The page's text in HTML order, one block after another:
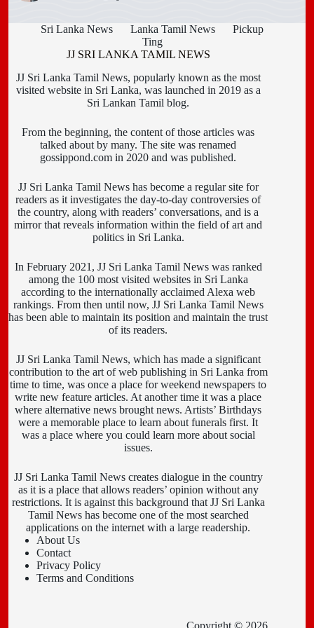
Sri Lanka News Lanka Tamil News
Pickup
Ting
JJ SRI LANKA TAMIL NEWS
JJ Sri Lanka Tamil News, popularly known as the most
visited website in Sri Lanka, was launched in 2019 as a
Sri Lankan Tamil blog.
From the beginning, the content of those articles was
talked about by many. The site was renamed
gossippond.com in 2020 and was published.
JJ Sri Lanka Tamil News has become a regular site for
readers as it investigates the day-to-day controversies of
the country, along with readers’ conversations, and is a
mirror that reveals information within the field of art and
politics in Sri Lanka.
In February 2021, JJ Sri Lanka Tamil News was ranked
among the 100 most visited websites in Sri Lanka
according to the internationally acclaimed Alexa web
rankings. From then until now, JJ Sri Lanka Tamil News
has been able to maintain its position and maintain the trust
of its readers.
JJ Sri Lanka Tamil News, which has made a significant
contribution to the art of web publishing in Sri Lanka from
time to time, was once a place for weekend newspapers to
write new feature articles. At another time it was a place
where alternative news brought news. Artists’ Birthdays
were a memorable place to learn about funerals first. It
was a place where you could learn more about social
issues.
JJ Sri Lanka Tamil News creates dialogue in the country
as it is a place that allows readers’ opinion without any
restrictions. It is against this background that JJ Sri Lanka
Tamil News has become one of the most searched
applications on the internet with a large readership.
About Us
Contact
Privacy Policy
Terms and Conditions
Copyright © 2026